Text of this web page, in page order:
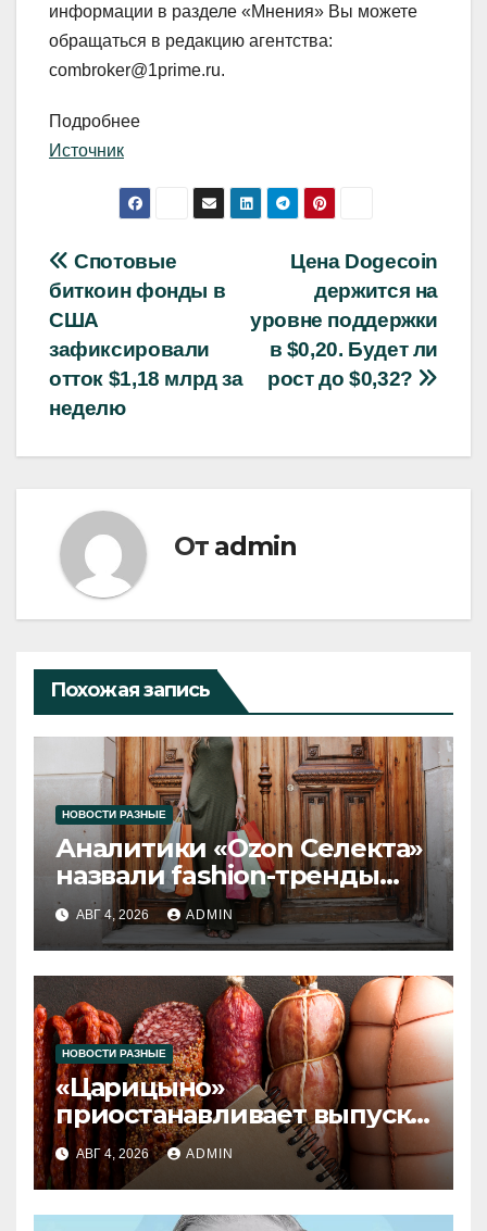
информации в разделе «Мнения» Вы можете
обращаться в редакцию агентства:
combroker@1prime.ru.
Подробнее
Источник
Навигация
по
записям
Цена Dogecoin
держится на
уровне поддержки
в $0,20. Будет ли
рост до $0,32?
Спотовые
биткоин фонды в
США
зафиксировали
отток $1,18 млрд за
неделю
От admin
Похожая запись
НОВОСТИ РАЗНЫЕ
Аналитики «Ozon Селекта»
назвали fashion-тренды
2026 года
АВГ 4, 2026 ADMIN
НОВОСТИ РАЗНЫЕ
«Царицыно»
приостанавливает выпуск
продукции
АВГ 4, 2026 ADMIN